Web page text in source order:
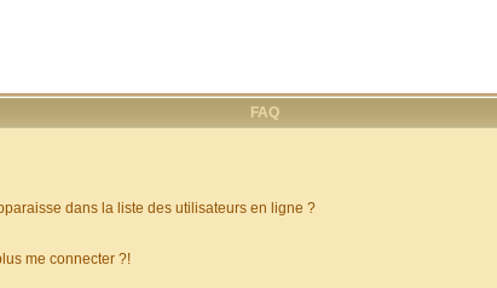
FAQ
dans la liste des utilisateurs en ligne ?
me connecter ?!